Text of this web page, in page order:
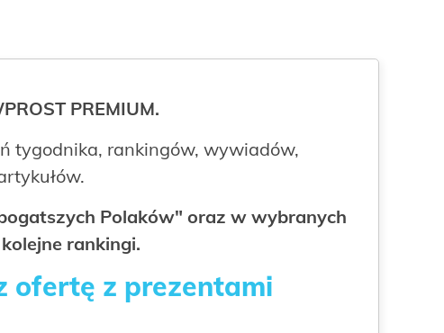
PREMIUM.
tygodnika, rankingów, wywiadów,
Polaków" oraz w wybranych
rankingi.
ofertę z prezentami